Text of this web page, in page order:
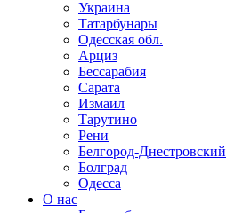
Украина
Татарбунары
Одесская обл.
Арциз
Бессарабия
Сарата
Измаил
Тарутино
Рени
Белгород-Днестровский
Болград
Одесса
О нас